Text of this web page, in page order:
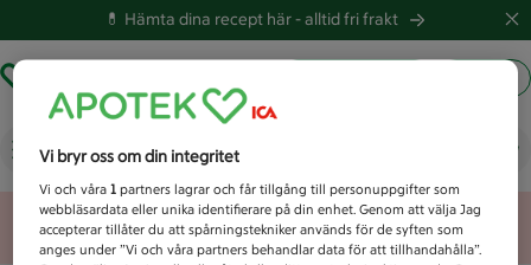
💊 Hämta dina recept här -alltid fri frakt
Vad letar du efter idag?
Unknown error
Vi bryr oss om din integritet
Vi och våra1 partners lagrar och får tillgång till personuppgifter som
webbläsardata eller unika identifierare på din enhet. Genom att välja Jag
accepterar tillåter du att spårningstekniker används för de syften som
anges under ”Vi och våra partners behandlar data för att tillhandahålla”.